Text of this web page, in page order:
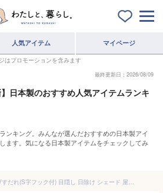
人気アイテム マイページ
はプロモーションを含みます
最終更新日：2026/08/09
】日本製のおすすめ人気アイテムランキ
ンキング。みんなが選んだおすすめの日本製アイ
ます。気になる日本製アイテムをチェックしてみ
お洒落な遮熱アルミUVすだれ(S字フック付) 目隠し 日除け シェード 屋外 おしゃれ 遮光 UVカット 断熱 アルミすだれ サンシェード 窓 ベランダ 日よけ ロールアップ 日陰 日射し 巻き上げ プライバシー保護 送料無料